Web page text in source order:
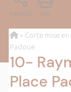
PARTAGE PDF
> Corte mise
Padoue
10-
Place